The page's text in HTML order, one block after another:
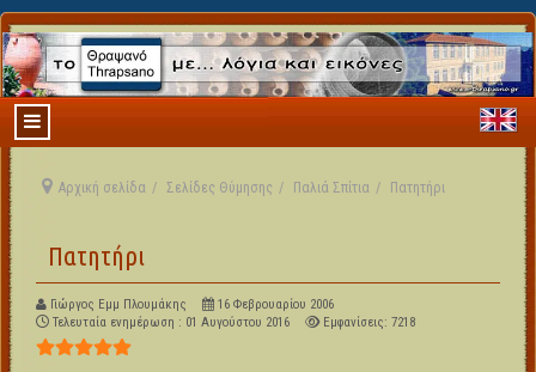
Αρχική σελίδα Σελίδες Θύμησης Παλιά Σπίτια Πατητήρι
Πατητήρι
Γιώργος Εμμ Πλουμάκης
16 Φεβρουαρίου 2006
Τελευταία ενημέρωση : 01 Αυγούστου 2016
Εμφανίσεις: 7218
Αξιολόγηση Χρήστη: